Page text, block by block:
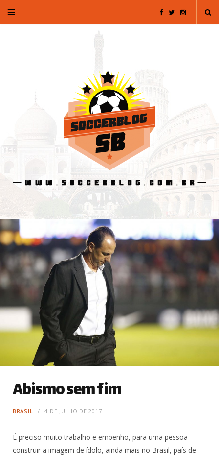
F T I
a
a
Abismo sem fim
BRASIL 4 DE JULHO DE 2017
É preciso muito trabalho e empenho, para uma pessoa
construir a imagem de ídolo, ainda mais no Brasil, país de